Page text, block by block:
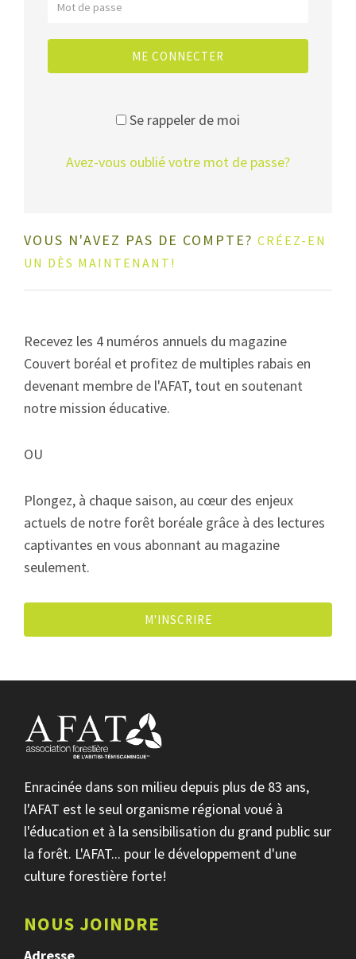
ME CONNECTER
Se rappeler de moi
Avez-vous oublié votre mot de passe?
VOUS N'AVEZ PAS DE COMPTE? CRÉEZ-EN
UN DÈS MAINTENANT!
Recevez les 4 numéros annuels du magazine
Couvert boréal et profitez de multiples rabais en
devenant membre de l'AFAT, tout en soutenant
notre mission éducative.
OU
Plongez, à chaque saison, au cœur des enjeux
actuels de notre forêt boréale grâce à des lectures
captivantes en vous abonnant au magazine
seulement.
M'INSCRIRE
Enracinée dans son milieu depuis plus de 83 ans,
l'AFAT est le seul organisme régional voué à
l'éducation et à la sensibilisation du grand public sur
la forêt. L'AFAT... pour le développement d'une
culture forestière forte!
NOUS JOINDRE